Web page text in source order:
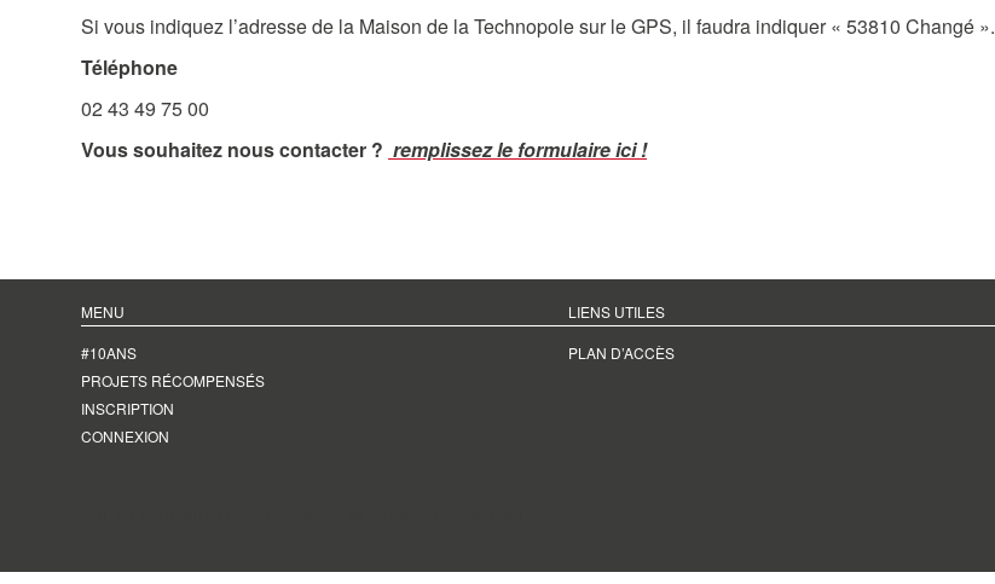
Si vous indiquez l’adresse de la Maison de la Technopole sur le GPS, il faudra indiquer « 53810 Changé ».
Téléphone
02 43 49 75 00
Vous souhaitez nous contacter ? remplissez le formulaire ici !
MENU
#10ANS
PROJETS RÉCOMPENSÉS
INSCRIPTION
CONNEXION
LIENS UTILES
PLAN D’ACCÈS